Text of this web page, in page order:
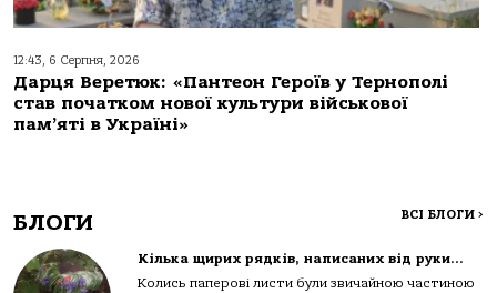
12:43, 6 Серпня, 2026
Дарця Веретюк: «Пантеон Героїв у Тернополі
став початком нової культури військової
пам’яті в Україні»
БЛОГИ ВСІ БЛОГИ >
Кілька щирих рядків, написаних від руки…
Колись паперові листи були звичайною частиною